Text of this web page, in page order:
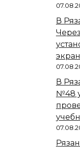
В
В
№48